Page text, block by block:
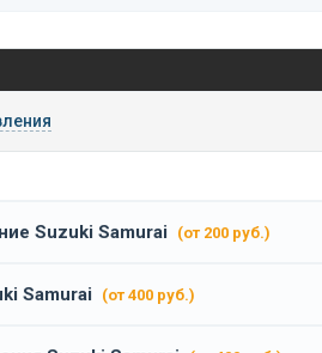
Suzuki Samurai (от 200 руб.)
Samurai (от 400 руб.)